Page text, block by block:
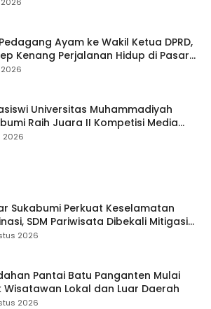
Ayam ke Wakil Ketua DPRD,
Kenang Perjalanan Hidup di Pasar
2026
Universitas Muhammadiyah
Raih Juara II Kompetisi Media
Digital Tingkat Internasional
2026
Sukabumi Perkuat Keselamatan
SDM Pariwisata Dibekali Mitigasi
Teknik Evakuasi
2026
Pantai Batu Panganten Mulai
Wisatawan Lokal dan Luar Daerah
2026